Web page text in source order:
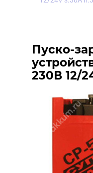
Пуско-
230В 12/